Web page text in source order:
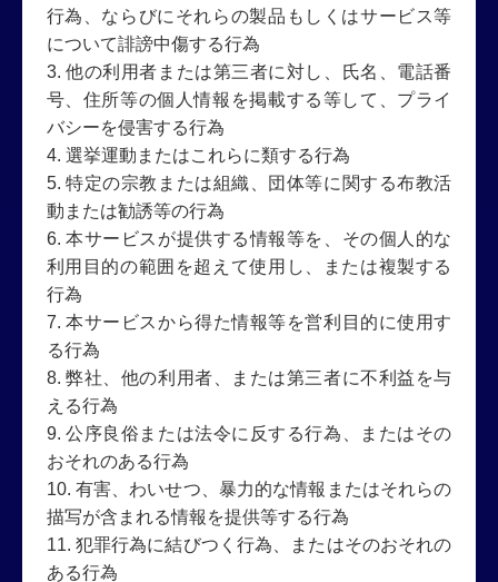
行為、ならびにそれらの製品もしくはサービス等
について誹謗中傷する行為
3. 他の利用者または第三者に対し、氏名、電話番
号、住所等の個人情報を掲載する等して、プライ
バシーを侵害する行為
4. 選挙運動またはこれらに類する行為
5. 特定の宗教または組織、団体等に関する布教活
動または勧誘等の行為
6. 本サービスが提供する情報等を、その個人的な
利用目的の範囲を超えて使用し、または複製する
行為
7. 本サービスから得た情報等を営利目的に使用す
る行為
8. 弊社、他の利用者、または第三者に不利益を与
える行為
9. 公序良俗または法令に反する行為、またはその
おそれのある行為
10. 有害、わいせつ、暴力的な情報またはそれらの
描写が含まれる情報を提供等する行為
11. 犯罪行為に結びつく行為、またはそのおそれの
ある行為